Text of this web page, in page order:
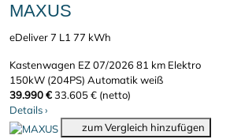
MAXUS
eDeliver 7 L1 77 kWh
Kastenwagen EZ 07/202681 km Elektro
150kW (204PS) Automatikweiß
39.990 €33.605 € (netto)
Details›
zum Vergleich hinzufügen